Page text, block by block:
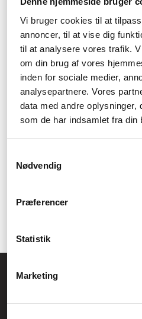
Vi bruger cookies til at
annoncer, til at vise dig
til at analysere vores trafik.
om din brug af vores
inden for sociale medier,
analysepartnere. Vores
data med andre oplysninger,
som de har indsamlet fra din
Nødvendig
Præferencer
Statistik
Marketing
Kan jag ansluta
lagringsservrar till
Ja, du kan ansluta flera NAS-
och du kan använda dem
Fördelar:
Enkel åtkomst och delning
Säkerhetskopiering av alla
plats
Initial kostnad för inköp och
Begränsad kapacitet för
Allmänna frågor: